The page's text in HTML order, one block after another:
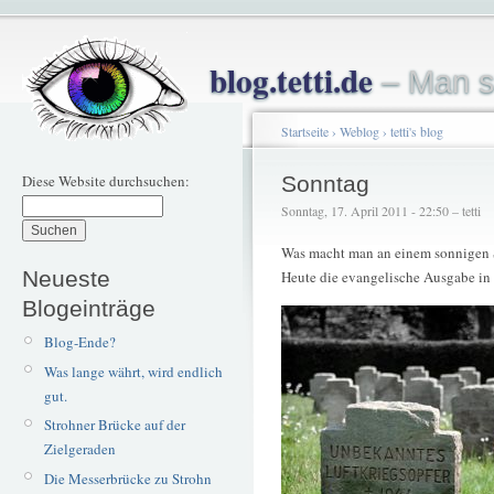
blog.tetti.de– Man
Diese Website durchsuchen:
Neueste
Blogeinträge
Blog-Ende?
Was lange währt, wird endlich
gut.
Strohner Brücke auf der
Zielgeraden
Die Messerbrücke zu Strohn
Startseite› Weblog› tetti's blog
Sonntag
Sonntag, 17. April 2011 - 22:50 – tetti
Was macht man an einem
Heute die evangelische Ausgabe